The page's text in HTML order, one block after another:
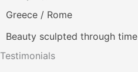
Greece / Rome
Beauty sculpted through time
Testimonials